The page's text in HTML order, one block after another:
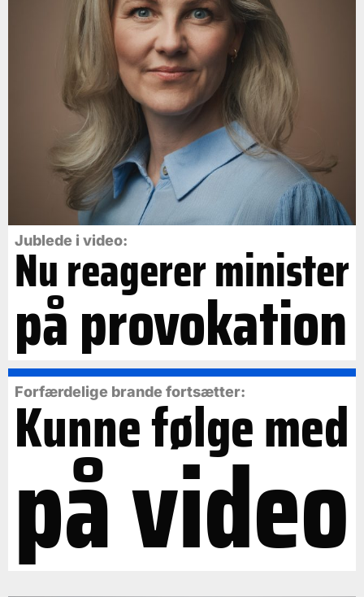
Jublede i video:
Nu reagerer minister
på provokation
Forfærdelige brande fortsætter:
Kunne følge med
på video